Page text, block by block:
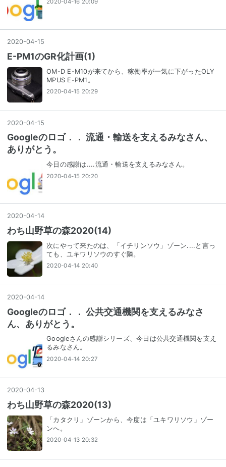
2020-04-16 20:09
2020-04-15
E-PM1のGR化計画(1)
OM-D E-M10が来てから、稼働率が一気に下がったOLY
MPUS E-PM1。
2020-04-15 20:29
2020-04-15
Googleのロゴ．． 流通・輸送を支えるみなさん、
ありがとう。
今日の感謝は....流通・輸送を支えるみなさん。
2020-04-15 20:20
2020-04-14
わち山野草の森2020(14)
次にやって来たのは、「イチリンソウ」ゾーン....と言っ
ても、ユキワリソウのすぐ隣。
2020-04-14 20:40
2020-04-14
Googleのロゴ．． 公共交通機関を支えるみなさ
ん、ありがとう。
Googleさんの感謝シリーズ、今日は公共交通機関を支え
るみなさん。
2020-04-14 20:27
2020-04-13
わち山野草の森2020(13)
「カタクリ」ゾーンから、今度は「ユキワリソウ」ゾー
ンへ。
2020-04-13 20:32